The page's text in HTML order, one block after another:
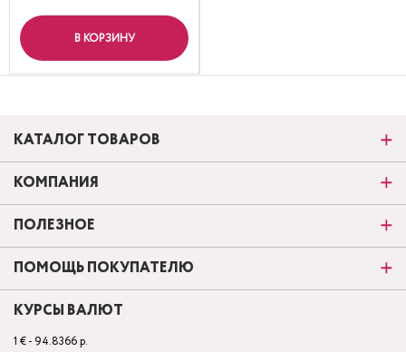
В КОРЗИНУ
КАТАЛОГ ТОВАРОВ
КОМПАНИЯ
ПОЛЕЗНОЕ
ПОМОЩЬ ПОКУПАТЕЛЮ
КУРСЫ ВАЛЮТ
1 € - 94.8366 р.